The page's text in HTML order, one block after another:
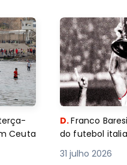
Ceuta
D.Franco
do futebol
31 julho 2026